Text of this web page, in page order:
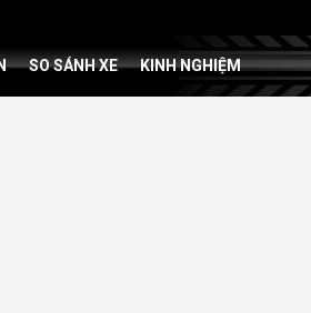
SO SÁNH XE KINH NGHIỆM